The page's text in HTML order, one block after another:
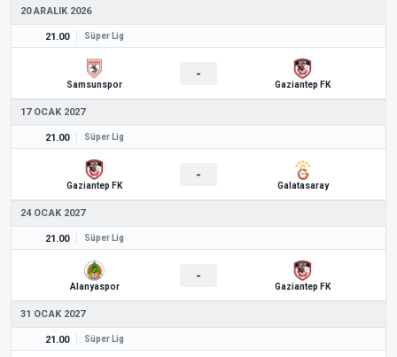
20 ARALIK 2026
21.00 Süper Lig
Samsunspor
-
Gaziantep FK
17 OCAK 2027
21.00 Süper Lig
Gaziantep FK
-
Galatasaray
24 OCAK 2027
21.00 Süper Lig
Alanyaspor
-
Gaziantep FK
31 OCAK 2027
21.00 Süper Lig